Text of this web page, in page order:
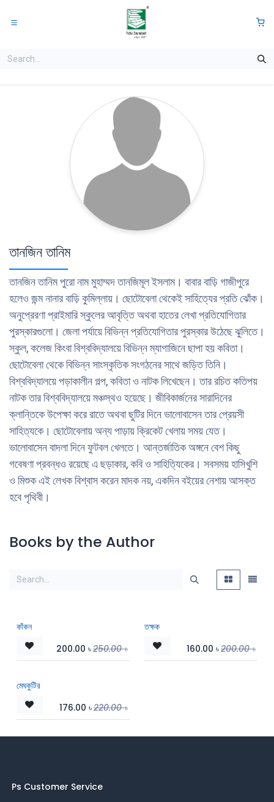
তানজিন তানিম
তানজিন তানিম পুরো নাম মুহাম্মদ তানজিমূল ইসলাম। বাবার বাড়ি গাজীপুরে
হলেও জন্ম নানার বাড়ি কুমিল্লায়। ছোটোবেলা থেকেই সাহিত্যের প্রতি ঝোঁক।
অনুপ্রেরণা প্রাইমারি স্কুলের আবৃত্তি অথবা হাতের লেখা প্রতিযোগিতার
পুরস্কারগুলো। জেলা পর্যায়ে বিভিন্ন প্রতিযোগিতার পুরস্কার উঠেছে ঝুলিতে।
স্কুল, কলেজ কিংবা বিশ্ববিদ্যালয়ে বিভিন্ন ম্যাগাজিনে ছাপা হয় কবিতা।
ছোটোবেলা থেকে বিভিন্ন সাংস্কৃতিক সংগঠনের সাথে জড়িত তিনি।
বিশ্ববিদ্যালয়ে পড়াকালীন গল্প, কবিতা ও নাটক লিখেছেন। তার রচিত কতিপয়
নাটক তার বিশ্ববিদ্যালয়ে মঞ্চস্থও হয়েছে। জীবিকার্জনের সারাদিনের
ক্লান্তিকে উপেক্ষা করে রাতে অথবা ছুটির দিনে ভালোবাসেন তার প্রেয়সী
সাহিত্যকে। ছোটোবেলায় অন্য পাড়ায় ক্রিকেট খেলায় সময় যেত।
ভালোবাসেন বাদলা দিনে ফুটবল খেলতে। আন্তর্জাতিক অঙ্গনে বেশ কিছু
গবেষণা প্রবন্ধও রয়েছে এ ছড়াকার, কবি ও সাহিত্যিকের। সবসময় হাসিখুশি
ও মিশুক এই লেখক বিশ্বাস করেন মাদক নয়, একদিন বইয়ের নেশায় আসক্ত
হবে পৃথিবী।
Books by the Author
কাঁকন
200.00 ৳250.00৳
তক্ষক
160.00 ৳200.00৳
মেঘকুটির
176.00 ৳220.00৳
Ps Customer Service